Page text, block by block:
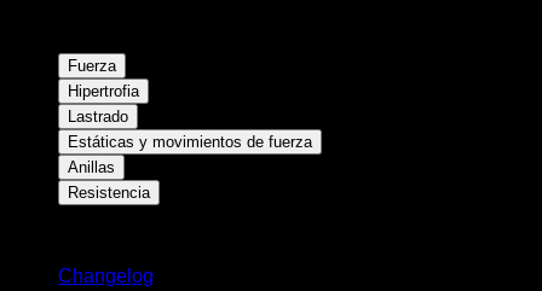
Fuerza
Hipertrofia
Lastrado
Estáticas y movimientos de fuerza
Anillas
Resistencia
Changelog